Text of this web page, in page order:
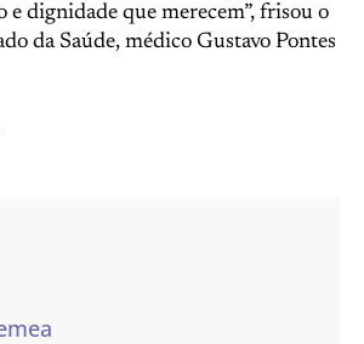
e dignidade que merecem”, frisou o
da Saúde, médico Gustavo Pontes